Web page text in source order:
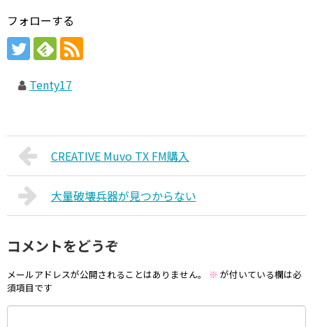
フォローする
Tenty17
CREATIVE Muvo TX FM購入
大量破壊兵器が見つからない
コメントをどうぞ
メールアドレスが公開されることはありません。 ※ が付いている欄は必
須項目です